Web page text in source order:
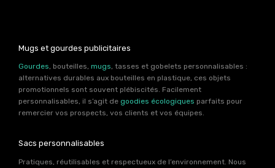
Mugs et gourdes publicitaires
Gourdes, bouteilles, mugs, tasses et gobelets personnalisables :
alternatives durables aux bouteilles en plastique, ces objets
promotionnels sont souvent plébiscités. Facilement
personnalisables, il s’agit de goodies écologiques parfaits pour
remercier vos prospects, vos clients et vos équipes.
Sacs personnalisables
Pratiques, réutilisables et respectueux de l’environnement. Nous